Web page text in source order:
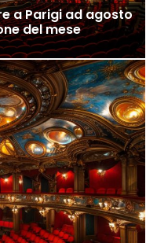
a Parigi ad agosto
del mese